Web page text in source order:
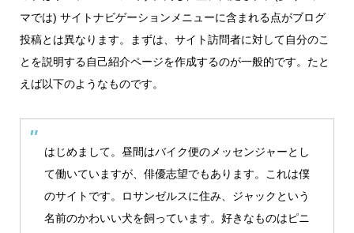
マでは) サイトナビゲーションメニューに含まれる点がブログ
投稿とは異なります。まずは、サイト訪問者に対して自分のこ
とを説明する自己紹介ページを作成するのが一般的です。たと
えば以下のようなものです。
はじめまして。昼間はバイク便のメッセンジャーとし
て働いていますが、俳優志望でもあります。これは僕
のサイトです。ロサンゼルスに住み、ジャックという
名前のかわいい犬を飼っています。好きなものはピニ